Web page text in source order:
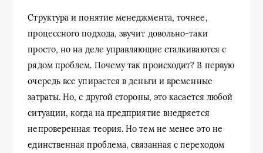
Структура и понятие менеджмента, точнее,
процессного подхода, звучит довольно-таки
просто, но на деле управляющие сталкиваются с
рядом проблем. Почему так происходит? В первую
очередь все упирается в деньги и временные
затраты. Но, с другой стороны, это касается любой
ситуации, когда на предприятие внедряется
непроверенная теория. Но тем не менее это не
единственная проблема, связанная с переходом